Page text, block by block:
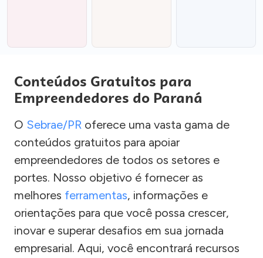
Conteúdos Gratuitos para
Empreendedores do Paraná
O Sebrae/PR oferece uma vasta gama de
conteúdos gratuitos para apoiar
empreendedores de todos os setores e
portes. Nosso objetivo é fornecer as
melhores ferramentas, informações e
orientações para que você possa crescer,
inovar e superar desafios em sua jornada
empresarial. Aqui, você encontrará recursos